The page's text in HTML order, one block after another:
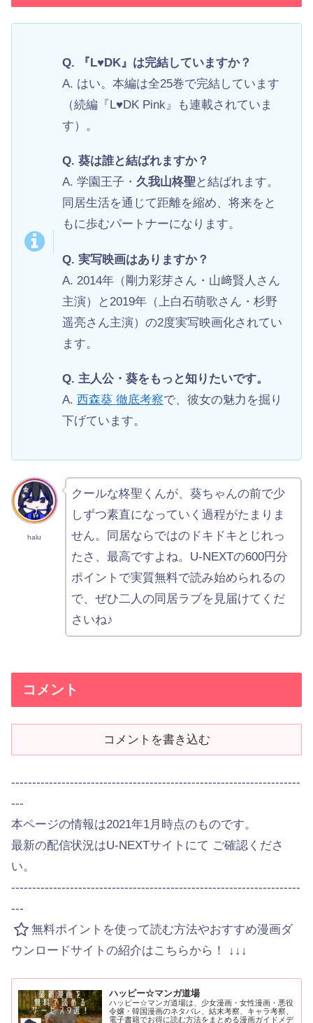
Q. 『L♥DK』は完結していますか？
A. はい。本編は全25巻で完結しています
（続編『L♥DK Pink』も連載されていま
す）。
Q. 葵は誰と結ばれますか？
A. 学園王子・ 久我山柊聖 と結ばれます。
同居生活を通じて距離を縮め、将来をと
もに歩むパートナーになります。
Q. 実写映画はありますか？
A. 2014年（剛力彩芽さん・山﨑賢人さん
主演）と2019年（上白石萌歌さん・杉野
遥亮さん主演）の2度実写映画化されてい
ます。
Q. 主人公・葵をもっと知りたいです。
A. 西森葵 徹底考察で、彼女の魅力を掘り
下げています。
halu
クールな柊聖くんが、葵ちゃんの前で少
しずつ素直になっていく過程がたまりま
せん。同居ならではのドキドキとじれっ
たさ、最高ですよね。U-NEXTの600円分
ポイントで実質無料で読み始められるの
で、ぜひ二人の同居ラブを見届けてくだ
さいね♪
コメント
コメントを書き込む
---------------------------------------------------------------------
---
本ページの情報は2021年1月時点のものです。
最新の配信状況はU-NEXTサイトにて ご確認くださ
い。
---------------------------------------------------------------------
---
無料ポイントを使って読む方法やおすすめ漫画ダ
ウンロードサイトの紹介はこちらから！ ↓↓↓
ハッピー☆マンガ道場
ハッピー☆マンガ道場は、少女漫画・女性漫画・悪役
令嬢・韓国漫画のネタバレ、結末考察、キャラ考察、
電子書籍でお得に読む方法をまとめる漫画ガイドメデ